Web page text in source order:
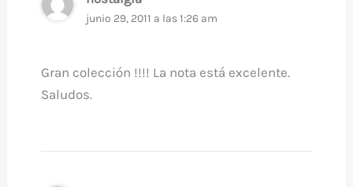
junio 29, 2011 a las 1:26 am
Gran colección !!!! La nota está excelente.
Saludos.